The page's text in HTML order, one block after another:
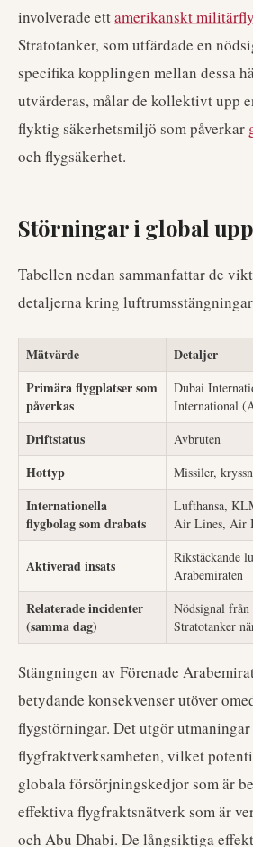
involverade ettamerikanskt
Stratotanker, som utfärdade en
specifika kopplingen mellan dessa
utvärderas, målar de kollektivt upp
flyktig säkerhetsmiljö som påverkar
och flygsäkerhet.
Störningar i global
Tabellen nedan sammanfattar de
detaljerna kring
Mätvärde
Detaljer
Primära flygplatser som
påverkas
Dubai
International
Driftstatus Avbruten
Hottyp Missiler,
Internationella
flygbolag som drabats
Lufthansa,
Air Lines, Air
Aktiverad insats
Rikstäckande
Arabemiraten
Relaterade incidenter
(samma dag)
Nödsignal
Stratotanker
Stängningen av Förenade
betydande konsekvenser utöver
flygstörningar. Det utgör
flygfraktverksamheten, vilket
globala försörjningskedjor som är
effektiva flygfraktsnätverk som är
och Abu Dhabi. De långsiktiga